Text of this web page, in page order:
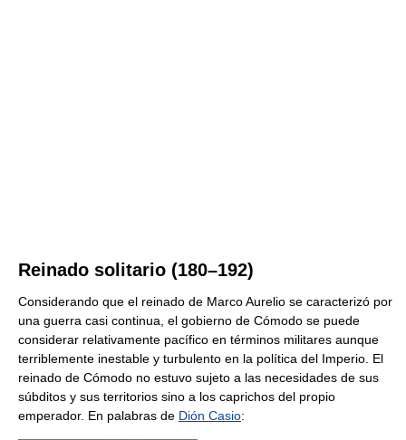
Reinado solitario (180–192)
Considerando que el reinado de Marco Aurelio se caracterizó por
una guerra casi continua, el gobierno de Cómodo se puede
considerar relativamente pacífico en términos militares aunque
terriblemente inestable y turbulento en la política del Imperio. El
reinado de Cómodo no estuvo sujeto a las necesidades de sus
súbditos y sus territorios sino a los caprichos del propio
emperador. En palabras de Dión Casio: